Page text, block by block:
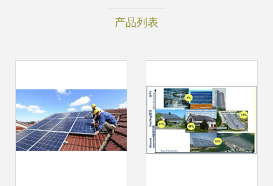
产品列表